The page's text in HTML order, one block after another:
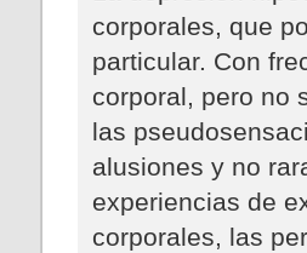
corporales, que
particular. Con
corporal, pero no
las
alusiones y no
experiencias de
corporales, las